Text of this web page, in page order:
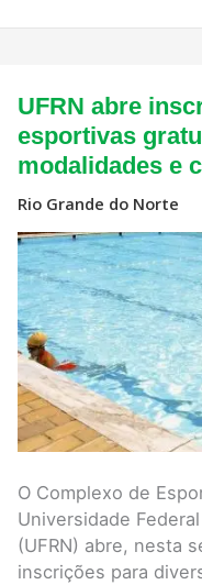
UFRN abre
esportivas
modalidades e
Rio Grande do Norte
O Complexo de
Universidade
(UFRN) abre, nesta
inscrições para